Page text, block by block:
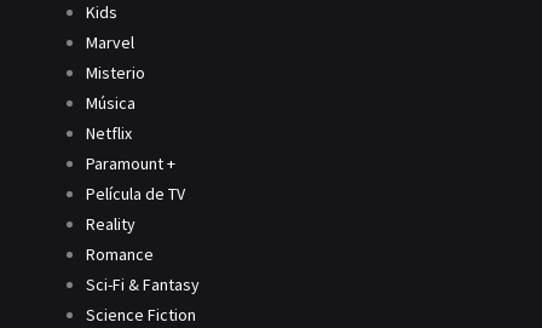
Kids
Marvel
Misterio
Música
Netflix
Paramount +
Película de TV
Reality
Romance
Sci-Fi & Fantasy
Science Fiction